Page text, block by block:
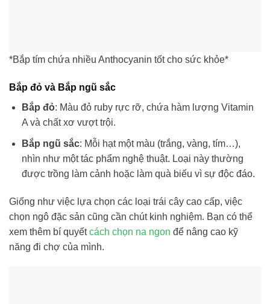
*Bắp tím chứa nhiều Anthocyanin tốt cho sức khỏe*
Bắp đỏ và Bắp ngũ sắc
Bắp đỏ: Màu đỏ ruby rực rỡ, chứa hàm lượng Vitamin
A và chất xơ vượt trội.
Bắp ngũ sắc: Mỗi hạt một màu (trắng, vàng, tím…),
nhìn như một tác phẩm nghệ thuật. Loại này thường
được trồng làm cảnh hoặc làm quà biếu vì sự độc đáo.
Giống như việc lựa chọn các loại trái cây cao cấp, việc
chọn ngô đặc sản cũng cần chút kinh nghiệm. Bạn có thể
xem thêm bí quyếtcách chọn na ngon để nâng cao kỹ
năng đi chợ của mình.